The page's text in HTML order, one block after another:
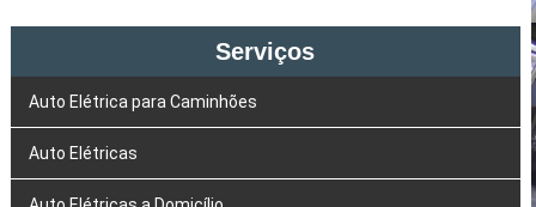
Serviços
Auto Elétrica para Caminhões
Auto Elétricas